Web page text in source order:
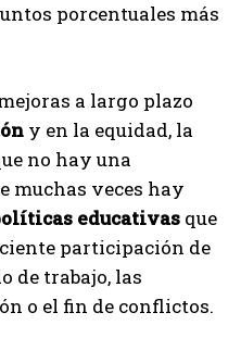
porcentuales más
a largo plazo
y en la equidad, la
no hay una
muchas veces hay
educativas que
participación de
de trabajo, las
o el fin de conflictos.